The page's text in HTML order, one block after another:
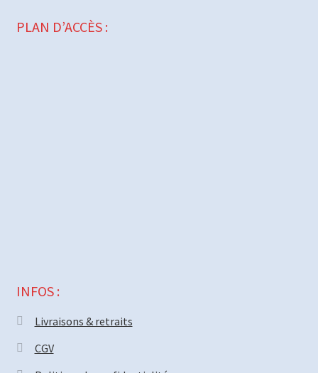
PLAN D’ACCÈS :
INFOS :
Livraisons & retraits
CGV